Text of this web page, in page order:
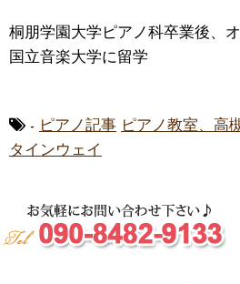
桐朋学園大学ピアノ科卒業後、
国立音楽大学に留学
- ピアノ記事 ピアノ教室、高
タインウェイ